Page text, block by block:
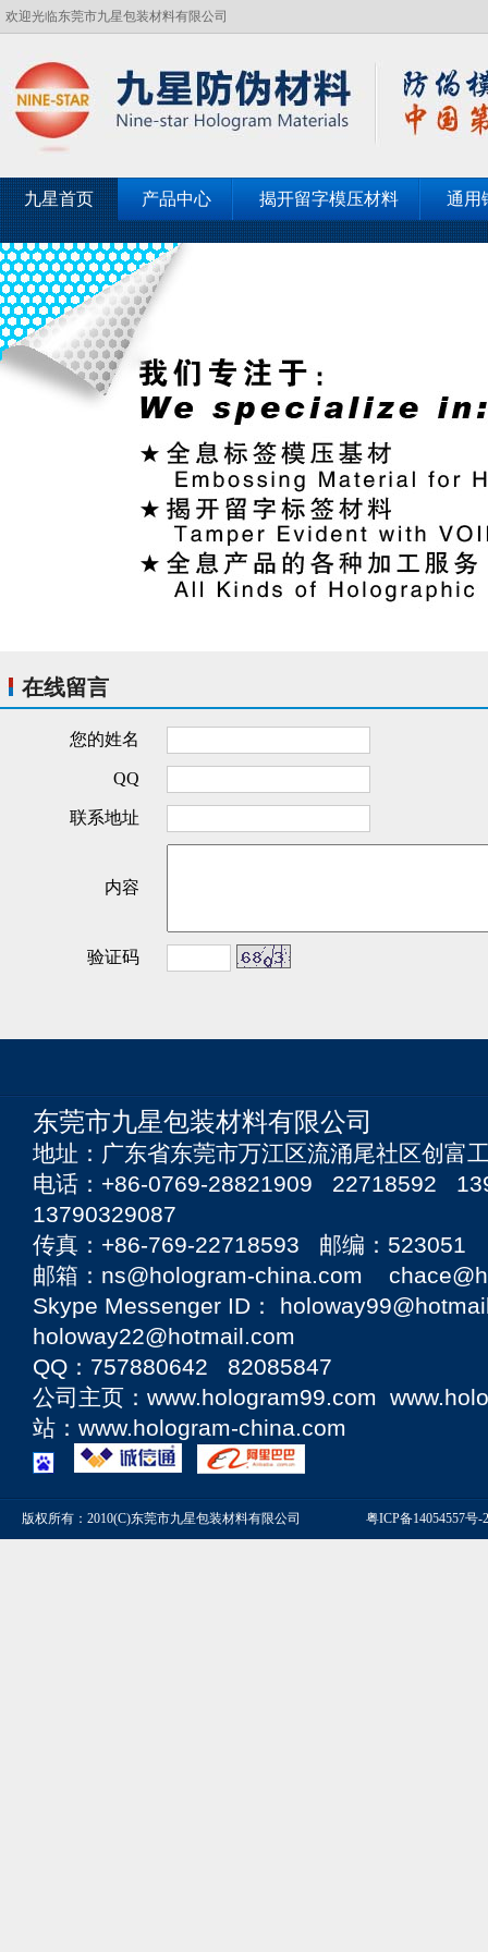
欢迎光临东莞市九星包装材料有限公司
九星首页 产品中心 揭开留字模压材料 通用
客户见证 联系九星
在线留言
您的姓名
QQ
联系地址
内容
验证码
东莞市九星包装材料有限公司
地址：广东省东莞市万江区流涌尾社区创富
电话：+86-0769-28821909 22718592
13790329087
传真：+86-769-22718593 邮编：523051
邮箱：ns@hologram-china.com
Skype Messenger ID：
holoway22@hotmail.com
QQ：757880642 82085847
公司主页： www.hologram99.com
站： www.hologram-china.com
版权所有：2010(C)东莞市九星包装材料有限公司 粤ICP备14054557号-2